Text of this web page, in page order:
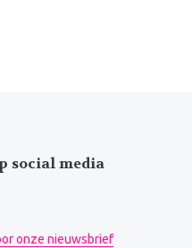
social media
onze nieuwsbrief